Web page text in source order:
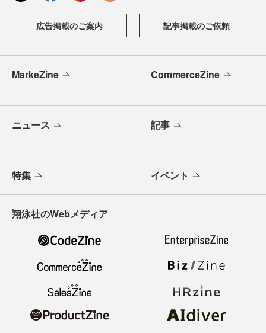
広告掲載のご案内 記事掲載のご依頼
MarkeZine CommerceZine
ニュース 記事
特集 イベント
翔泳社のWebメディア